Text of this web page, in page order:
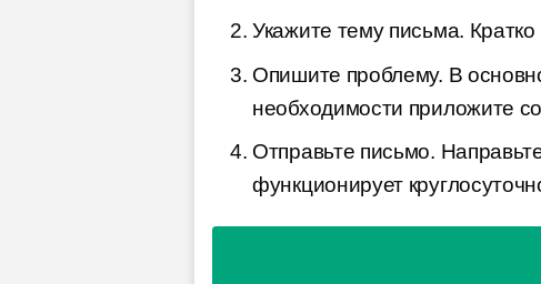
Укажите тему письма.
Опишите проблему. В
необходимости приложите
Отправьте письмо.
функционирует